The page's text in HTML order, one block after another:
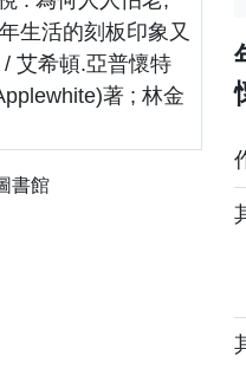
書館